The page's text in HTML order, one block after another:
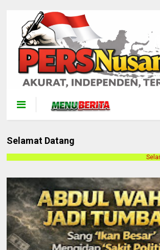
Selamat Datang
Selamat Datang di halaman web